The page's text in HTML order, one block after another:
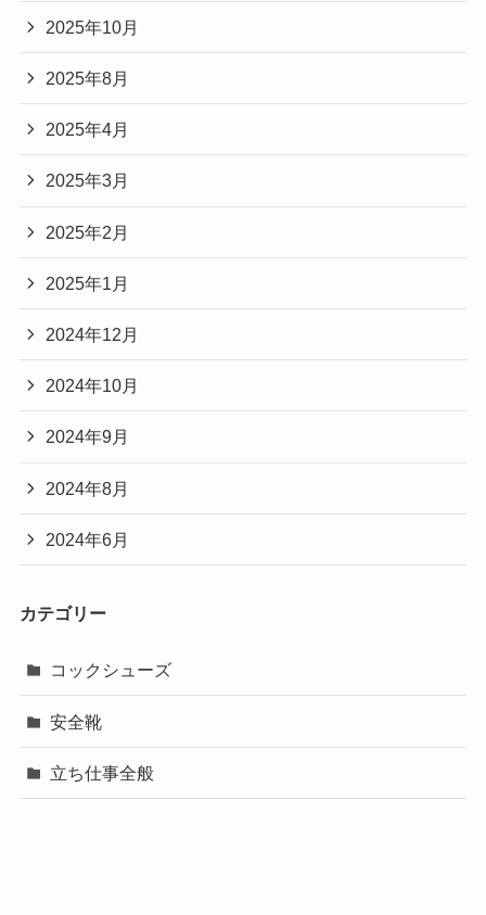
2025年10月
2025年8月
2025年4月
2025年3月
2025年2月
2025年1月
2024年12月
2024年10月
2024年9月
2024年8月
2024年6月
カテゴリー
コックシューズ
安全靴
立ち仕事全般